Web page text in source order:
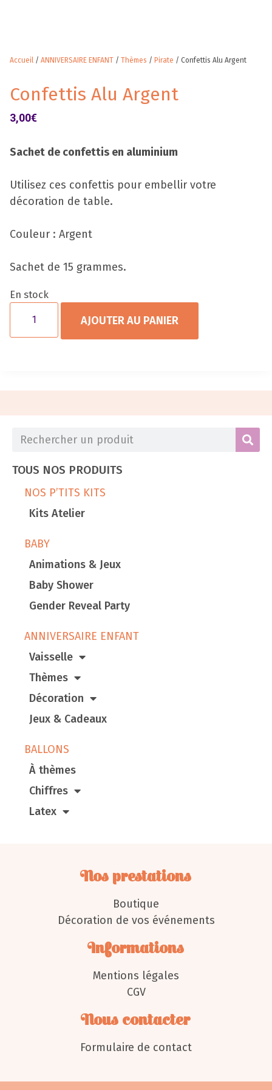
TOUS NOS PRODUITS
NOS P’TITS KITS
Kits Atelier
BABY
Animations & Jeux
Baby Shower
Gender Reveal Party
ANNIVERSAIRE ENFANT
Vaisselle
Thèmes
Décoration
Jeux & Cadeaux
BALLONS
À thèmes
Chiffres
Latex
Accueil / ANNIVERSAIRE ENFANT / Thèmes / Pirate / Confettis Alu Argent
Confettis Alu Argent
3,00€
Sachet de confettis en aluminium
Utilisez ces confettis pour embellir votre
décoration de table.
Couleur : Argent
Sachet de 15 grammes.
En stock
AJOUTER AU PANIER
Nos prestations
Boutique
Décoration de vos événements
Informations
Mentions légales
CGV
Nous contacter
Formulaire de contact